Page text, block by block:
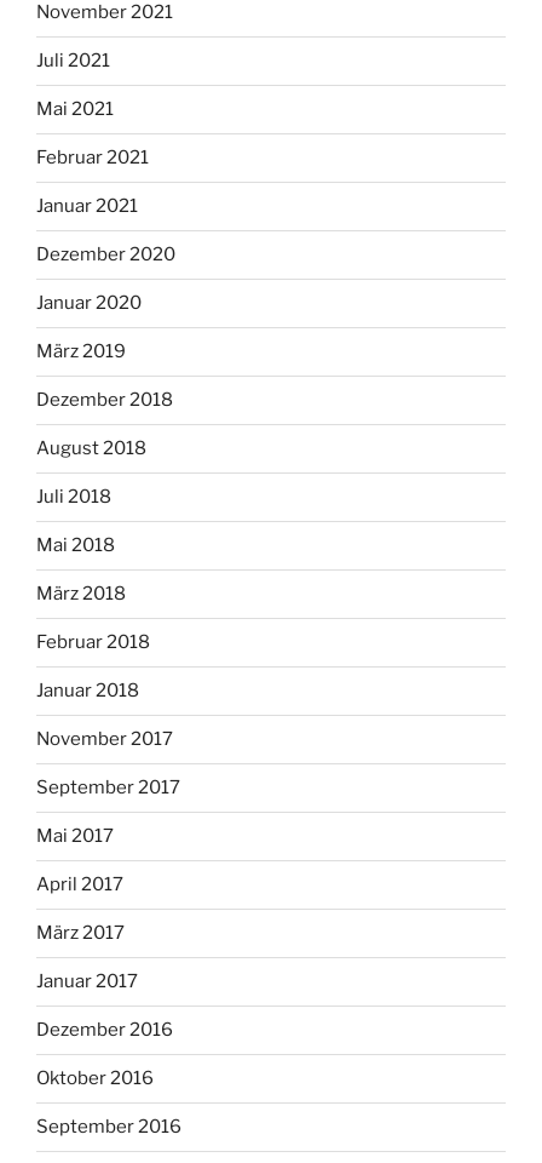
November 2021
Juli 2021
Mai 2021
Februar 2021
Januar 2021
Dezember 2020
Januar 2020
März 2019
Dezember 2018
August 2018
Juli 2018
Mai 2018
März 2018
Februar 2018
Januar 2018
November 2017
September 2017
Mai 2017
April 2017
März 2017
Januar 2017
Dezember 2016
Oktober 2016
September 2016